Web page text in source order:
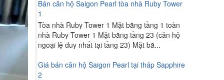
Bán căn hộ Saigon Pearl tòa nhà Ruby Tower
1
Tòa nhà Ruby Tower 1 Mặt bằng tầng 1 toàn
nhà Ruby Tower 1 Mặt bằng tầng 23 (căn hộ
ngoại lệ duy nhất tại tầng 23) Mặt bằ...
Giá bán căn hộ Saigon Pearl tại tháp Sapphire
2